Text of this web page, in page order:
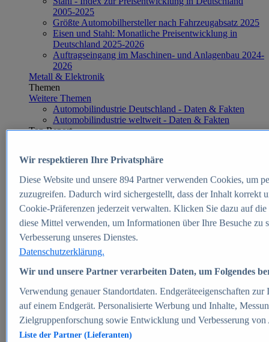
2005-2025
Größte Automobilhersteller nach Fahrzeugabsatz 2025
Eisen und Stahl: Monatliche Preisentwicklung in
Deutschland 2025-2026
Auftragseingang im Maschinen- und Anlagenbau 2024-
2026
Metall & Elektronik
Themen
Weitere Themen
Automobilindustrie Deutschland - Daten & Fakten
Automobilindustrie weltweit - Daten & Fakten
Top Report
Zum Report
E-commerce
Beliebte Statistiken
Aktuelle Statistiken
E-Commerce - Entwicklung des Umsatzes in
Deutschland 1999-2025
Umsatz von Amazon in Deutschland und weltweit
2010-2025
B2C-E-Commerce: Top-50 Online Shops in
Deutschland 2024
Marktanteile von Online-Zahlungsverfahren in
Deutschland 2024
Umsatzstarke Warengruppen im Online-Handel in
Deutschland 2023-2025
Wir respektieren Ihre Privatsphäre
Diese Website und unsere 894Partner verwenden Cookies, um
zuzugreifen. Dadurch wird sichergestellt, dass der Inhalt korrekt
Cookie-Präferenzen jederzeit verwalten. Klicken Sie dazu auf
diese Mittel verwenden, um Informationen über Ihre Besuche
Verbesserung unseres Dienstes.
Datenschutzerklärung.
Wir und unsere Partner verarbeiten Daten, um Folgendes
Verwendung genauer Standortdaten. Endgeräteeigenschaften
auf einem Endgerät. Personalisierte Werbung und Inhalte,
Zielgruppenforschung sowie Entwicklung und Verbesserung von
Liste der Partner (Lieferanten)